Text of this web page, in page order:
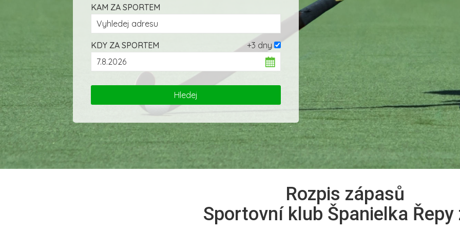
KAM ZA SPORTEM
+3 dny
KDY ZA SPORTEM
Rozpis zápasů
Sportovní klub Španielka Řepy